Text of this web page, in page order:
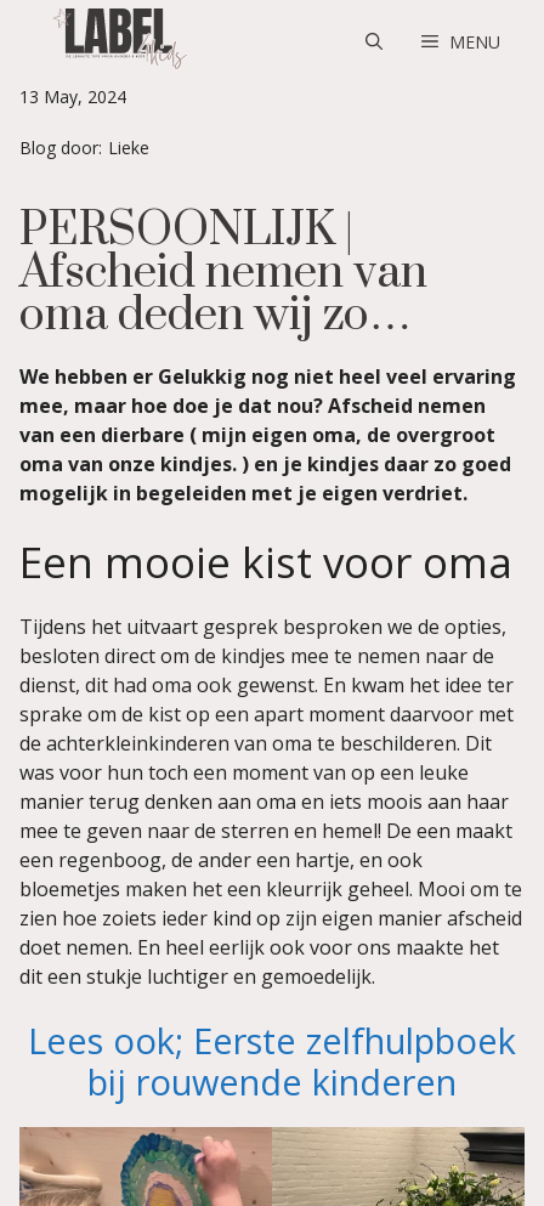
MENU
13 May, 2024
Blog door: Lieke
PERSOONLIJK |
Afscheid nemen van
oma deden wij zo…
We hebben er Gelukkig nog niet heel veel ervaring
mee, maar hoe doe je dat nou? Afscheid nemen
van een dierbare ( mijn eigen oma, de overgroot
oma van onze kindjes. ) en je kindjes daar zo goed
mogelijk in begeleiden met je eigen verdriet.
Een mooie kist voor oma
Tijdens het uitvaart gesprek besproken we de opties,
besloten direct om de kindjes mee te nemen naar de
dienst, dit had oma ook gewenst. En kwam het idee ter
sprake om de kist op een apart moment daarvoor met
de achterkleinkinderen van oma te beschilderen. Dit
was voor hun toch een moment van op een leuke
manier terug denken aan oma en iets moois aan haar
mee te geven naar de sterren en hemel! De een maakt
een regenboog, de ander een hartje, en ook
bloemetjes maken het een kleurrijk geheel. Mooi om te
zien hoe zoiets ieder kind op zijn eigen manier afscheid
doet nemen. En heel eerlijk ook voor ons maakte het
dit een stukje luchtiger en gemoedelijk.
Lees ook; Eerste zelfhulpboek
bij rouwende kinderen